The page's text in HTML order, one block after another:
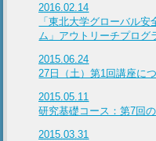
2016.02.14
「東北大学グローバル
ム」アウトリーチプログ
2015.06.24
27日（土）第1回講座に
2015.05.11
研究基礎コース：第7回
2015.03.31